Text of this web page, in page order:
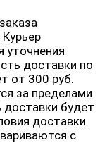
уточнения
доставки по
от 300 руб.
за пределами
будет
доставки
с